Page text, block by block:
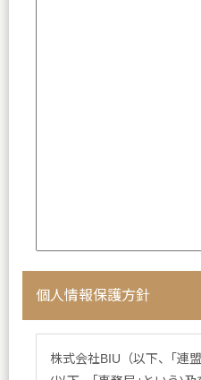
個人情報保護方針
株式会社BIU（以下、｢連